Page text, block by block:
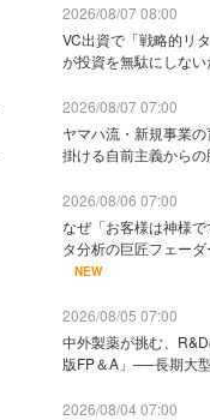
2026/08/07 08:00
VC出資で「戦略的リ
が投資を無駄にしない
2026/08/07 07:00
ヤマハ流・新規事業
掛ける自前主義から
2026/08/06 07:00
なぜ「お客様は神様
タ分析の巨匠フェー
NEW
2026/08/05 07:00
中外製薬が挑む、
版FP＆A」──長期大
2026/08/04 07:00